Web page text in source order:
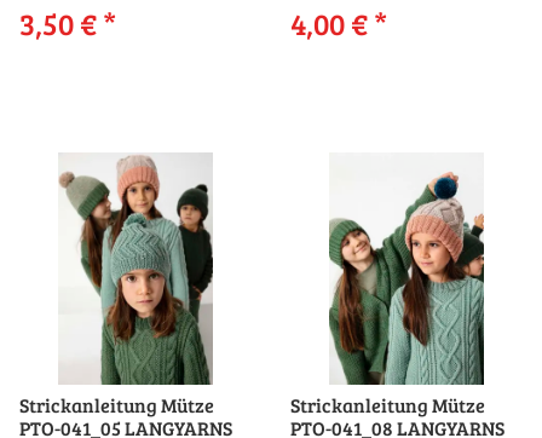
3,50 €* 4,00 €*
Strickanleitung Mütze
PTO-041_05 LANGYARNS
Strickanleitung Mütze
PTO-041_08 LANGYARNS